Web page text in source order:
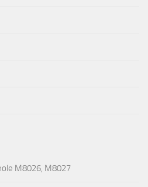
M8026, M8027